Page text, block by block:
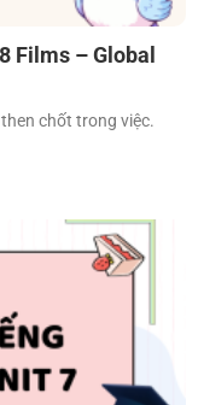
Films – Global
chốt trong việc.